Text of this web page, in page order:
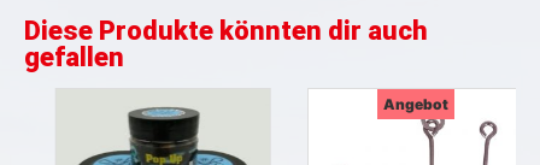
Diese Produkte könnten dir auch
gefallen
Angebot